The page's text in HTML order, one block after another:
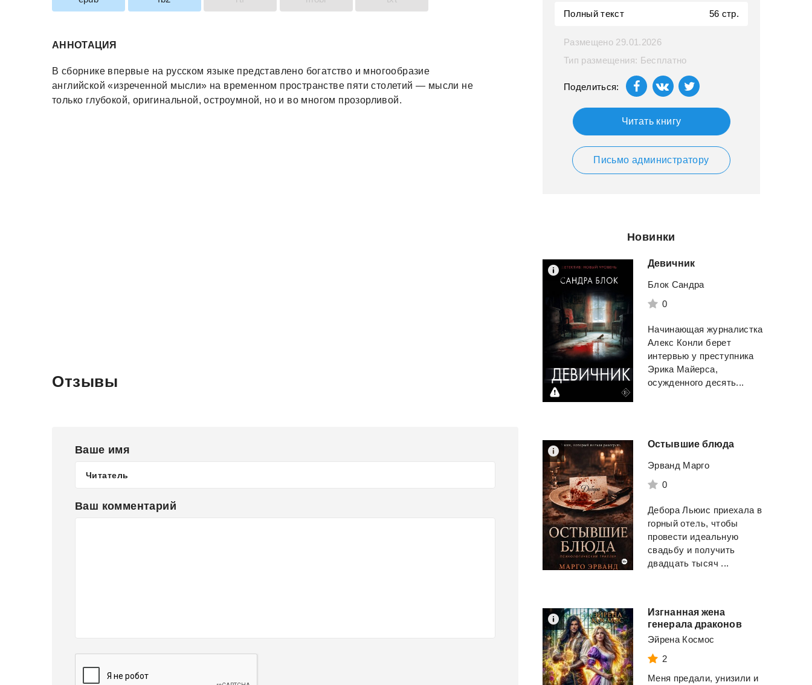
АННОТАЦИЯ
В сборнике впервые на русском языке представлено богатство и многообразие
английской «изреченной мысли» на временном пространстве пяти столетий — мысли не
только глубокой, оригинальной, остроумной, но и во многом прозорливой.
Отзывы
Ваше имя
Ваш комментарий
Полный текст 56 стр.
Размещено 29.01.2026
Тип размещения: Бесплатно
Поделиться:
Читать книгу
Письмо администратору
Новинки
Девичник
Блок Сандра
0
Начинающая журналистка
Алекс Конли берет
интервью у преступника
Эрика Майерса,
осужденного десять...
Остывшие блюда
Эрванд Марго
0
Дебора Льюис приехала в
горный отель, чтобы
провести идеальную
свадьбу и получить
двадцать тысяч ...
Изгнанная жена
генерала драконов
Эйрена Космос
2
Меня предали, унизили и